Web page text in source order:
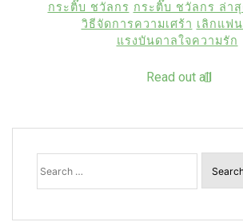
กระติ๊บ ชวัลกร กระติ๊บ ชวัลกร ล่า
วิธีจัดการความเศร้า เลิกแฟ
แรงบันดาลใจความรัก
Read out all
Search
for: